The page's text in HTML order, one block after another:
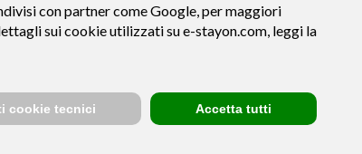
bene € 800, Tan fisso 12,24% Taeg 12,95%, in 23
a 90 giorni. Al fine di gestire le tue spese in modo
economiche e contrattuali, facendo riferimento
con partner come Google, per maggiori
sui cookie utilizzati su e-stayon.com, leggi la
cookie tecnici Accetta tutti